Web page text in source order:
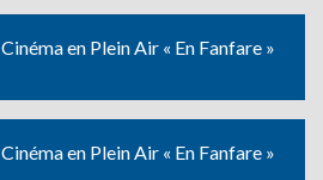
Cinéma en Plein Air « En Fanfare »
Cinéma en Plein Air « En Fanfare »